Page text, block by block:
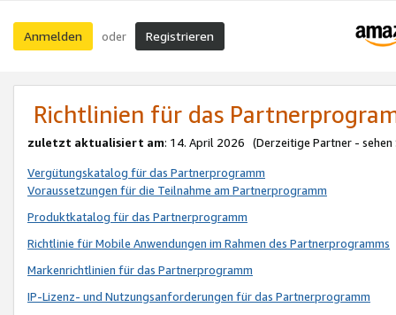
Anmelden oder Registrieren
Richtlinien für das
zuletzt aktualisiert am: 14. April 2026 (Derzeitige Partner - sehen
Vergütungskatalog für das Partnerprogramm
Voraussetzungen für die Teilnahme am Partnerprogramm
Produktkatalog für das Partnerprogramm
Richtlinie für Mobile Anwendungen im Rahmen des Partnerprogramms
Markenrichtlinien für das Partnerprogramm
IP-Lizenz- und Nutzungsanforderungen für das Partnerprogramm